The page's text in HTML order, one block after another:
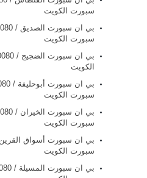
سبورت الكويت
سبورت الكويت
الكويت
سبورت الكويت
سبورت الكويت
سبورت الكويت